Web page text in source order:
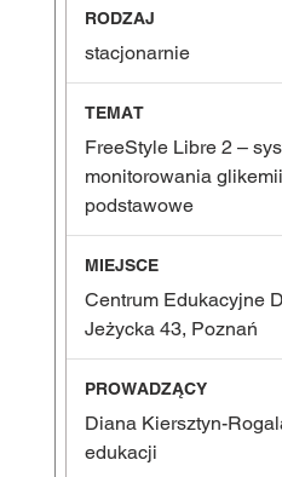
stacjonarnie
FreeStyle Libre 2 –
monitorowania
podstawowe
Centrum Edukacyjne
Jeżycka 43, Poznań
Diana Kiersztyn-
edukacji